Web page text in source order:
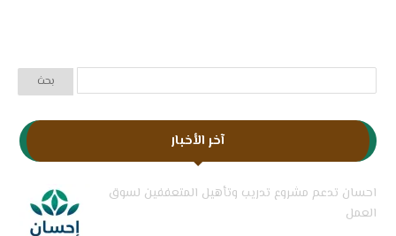
آخر الأخبار
احسان تدعم مشروع تدريب وتأهيل المتعففين لسوق
العمل